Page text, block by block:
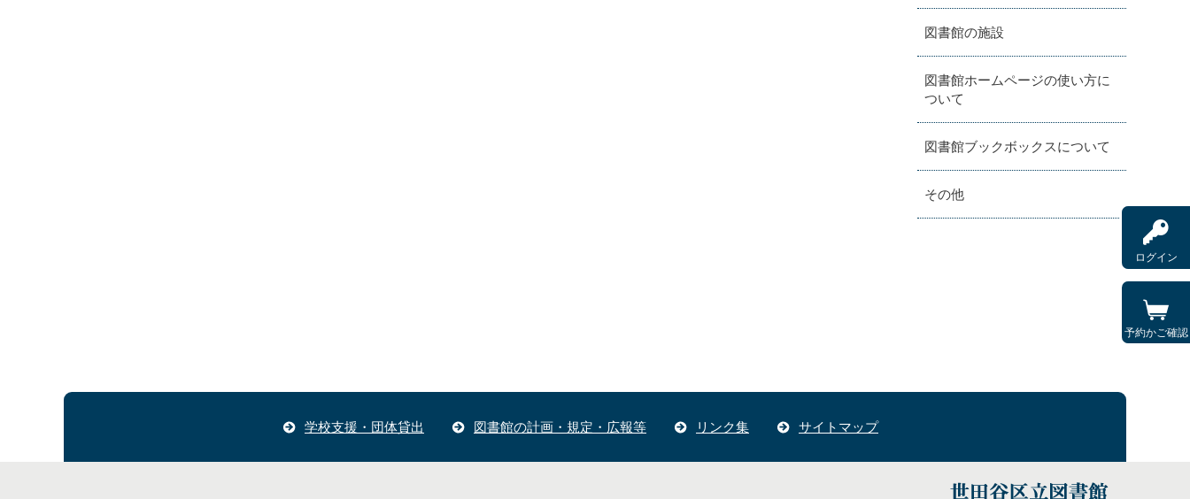
ログイン
予約かご確認
図書館の施設
図書館ホームページの使い方に
ついて
図書館ブックボックスについて
その他
学校支援・団体貸出 図書館の計画・規定・広報等 リンク集 サイトマップ